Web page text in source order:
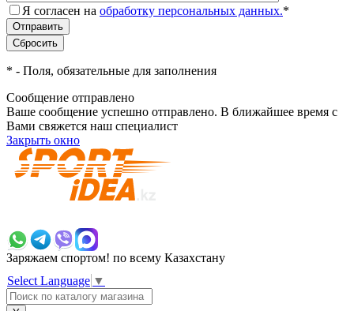
Я согласен на обработку персональных данных.*
* - Поля, обязательные для заполнения
Сообщение отправлено
Ваше сообщение успешно отправлено. В ближайшее время с
Вами свяжется наш специалист
Закрыть окно
Заряжаем спортом! по всему Казахстану
Select Language ▼